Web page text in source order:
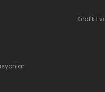
Kiralık